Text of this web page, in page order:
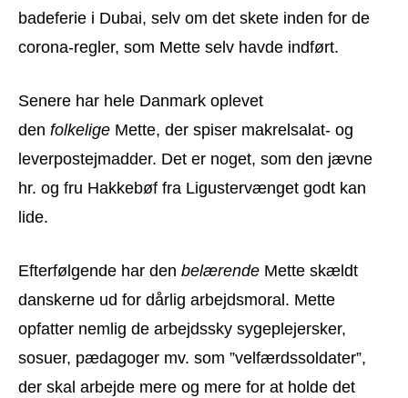
badeferie i Dubai, selv om det skete inden for de
corona-regler, som Mette selv havde indført.
Senere har hele Danmark oplevet
den folkelige Mette, der spiser makrelsalat- og
leverpostejmadder. Det er noget, som den jævne
hr. og fru Hakkebøf fra Ligustervænget godt kan
lide.
Efterfølgende har den belærende Mette skældt
danskerne ud for dårlig arbejdsmoral. Mette
opfatter nemlig de arbejdssky sygeplejersker,
sosuer, pædagoger mv. som ”velfærdssoldater”,
der skal arbejde mere og mere for at holde det